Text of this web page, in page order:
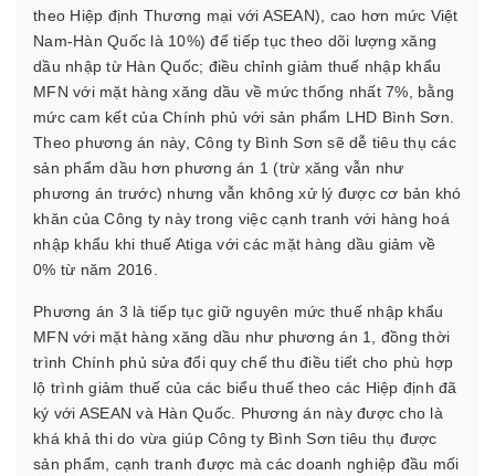
theo Hiệp định Thương mại với ASEAN), cao hơn mức Việt
Nam-Hàn Quốc là 10%) để tiếp tục theo dõi lượng xăng
dầu nhập từ Hàn Quốc; điều chỉnh giảm thuế nhập khẩu
MFN với mặt hàng xăng dầu về mức thống nhất 7%, bằng
mức cam kết của Chính phủ với sản phẩm LHD Bình Sơn.
Theo phương án này, Công ty Bình Sơn sẽ dễ tiêu thụ các
sản phẩm dầu hơn phương án 1 (trừ xăng vẫn như
phương án trước) nhưng vẫn không xử lý được cơ bản khó
khăn của Công ty này trong việc cạnh tranh với hàng hoá
nhập khẩu khi thuế Atiga với các mặt hàng dầu giảm về
0% từ năm 2016.
Phương án 3 là tiếp tục giữ nguyên mức thuế nhập khẩu
MFN với mặt hàng xăng dầu như phương án 1, đồng thời
trình Chính phủ sửa đổi quy chế thu điều tiết cho phù hợp
lộ trình giảm thuế của các biểu thuế theo các Hiệp định đã
ký với ASEAN và Hàn Quốc. Phương án này được cho là
khá khả thi do vừa giúp Công ty Bình Sơn tiêu thụ được
sản phẩm, cạnh tranh được mà các doanh nghiệp đầu mối